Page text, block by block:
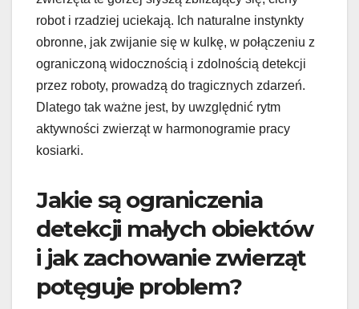
robot i rzadziej uciekają. Ich naturalne instynkty
obronne, jak zwijanie się w kulkę, w połączeniu z
ograniczoną widocznością i zdolnością detekcji
przez roboty, prowadzą do tragicznych zdarzeń.
Dlatego tak ważne jest, by uwzględnić rytm
aktywności zwierząt w harmonogramie pracy
kosiarki.
Jakie są ograniczenia
detekcji małych obiektów
i jak zachowanie zwierząt
potęguje problem?